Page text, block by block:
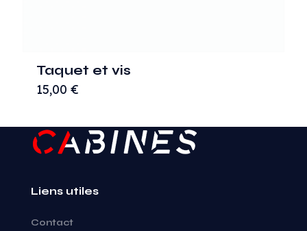
Taquet et vis
15,00 €
Liens utiles
Contact